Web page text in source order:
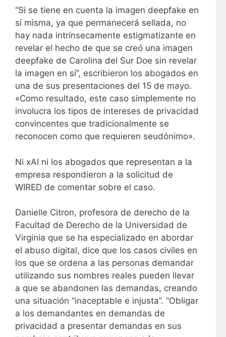
“Si se tiene en cuenta la imagen deepfake en
sí misma, ya que permanecerá sellada, no
hay nada intrínsecamente estigmatizante en
revelar el hecho de que se creó una imagen
deepfake de Carolina del Sur Doe sin revelar
la imagen en sí”, escribieron los abogados en
una de sus presentaciones del 15 de mayo.
«Como resultado, este caso simplemente no
involucra los tipos de intereses de privacidad
convincentes que tradicionalmente se
reconocen como que requieren seudónimo».
Ni xAI ni los abogados que representan a la
empresa respondieron a la solicitud de
WIRED de comentar sobre el caso.
Danielle Citron, profesora de derecho de la
Facultad de Derecho de la Universidad de
Virginia que se ha especializado en abordar
el abuso digital, dice que los casos civiles en
los que se ordena a las personas demandar
utilizando sus nombres reales pueden llevar
a que se abandonen las demandas, creando
una situación “inaceptable e injusta”. “Obligar
a los demandantes en demandas de
privacidad a presentar demandas en sus